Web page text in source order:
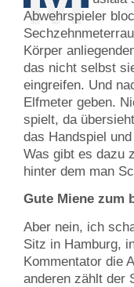
Abwehrspieler
Körper
das nicht selbst
eingreifen. Und
Elfmeter geben.
spielt, da
das Handspiel
Was gibt es dazu
hinter dem man
Gute Miene zum
Aber nein, ich
Sitz in Hamburg,
Kommentator die
anderen zählt der